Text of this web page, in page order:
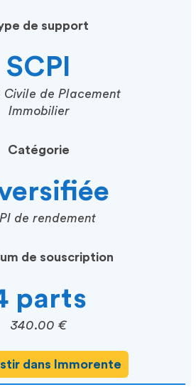
de support
SCPI
Civile de Placement
Immobilier
Catégorie
de rendement
de souscription
parts
340.00 €
dans Immorente